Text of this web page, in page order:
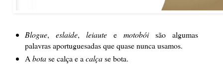
Blogue, eslaide, leiauteemotobóisão algumas
palavras aportuguesadas que quase nunca usamos.
A botase calça e a calçase bota.